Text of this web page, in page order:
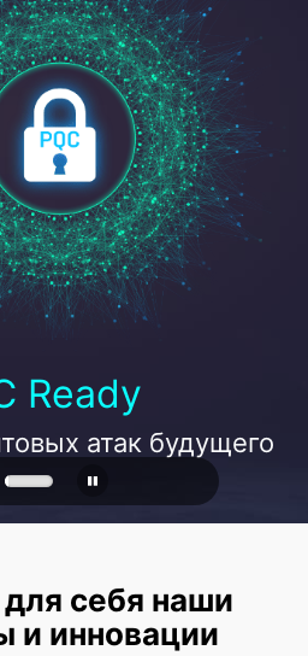
Ready
атак будущего
себя наши
и инновации